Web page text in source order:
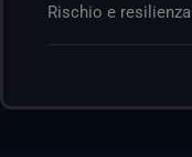
Rischio e resilienza